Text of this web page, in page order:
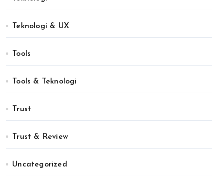
Teknologi & UX
Tools
Tools & Teknologi
Trust
Trust & Review
Uncategorized